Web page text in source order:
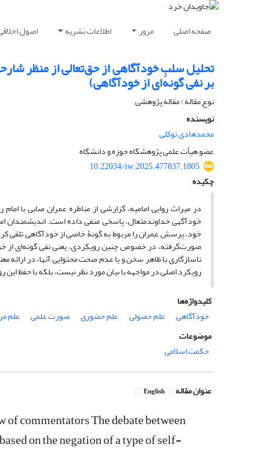
صفحه اصلی مرور اطلاعات نشریه اصول
تحلیل سلبِ خودآگاهی از حق‌تعالی از منظر
بر نفی گونه‌ای از خودآگاهی)
نوع مقاله : مقاله پژوهشی
نویسنده
محمدهادی توکلی
عضو هیأت علمی پژوهشگاه حوزه و دانشگاه
10.22034/iw.2025.477837.1805
چکیده
در میراث روایی امامیه، گزارشی از مناظره عمران صابی با
خودآگهی خداوندمتعال، پاسخی منفی داده است. اندیشمندان
خود، پرسش عمران را مربوط به گونۀ خاصی از خودآگاهی تلقی
صورت‌گرفته، در خصوص چنین رویکردی، یعنی نفی گونه‌ای از
ناسازگاری با ظاهر سخن و یا عدم صحت محتوایی آنها، در ارائه
رویکرد اصلی در مواجهه با بیان مورد نظر نیست، بلکه با حفظ این
کلیدواژه‌ها
خودآگاهی
علم حصولی علم حضوری صورت علمی
علم
موضوعات
حکمت اسلامی
عنوان مقاله English
commentators The debate between
on the negation of a type of self-